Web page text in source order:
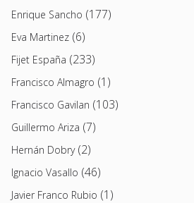
Enrique Sancho (177)
Eva Martinez (6)
Fijet España (233)
Francisco Almagro (1)
Francisco Gavilan (103)
Guillermo Ariza (7)
Hernán Dobry(2)
Ignacio Vasallo (46)
Javier Franco Rubio (1)